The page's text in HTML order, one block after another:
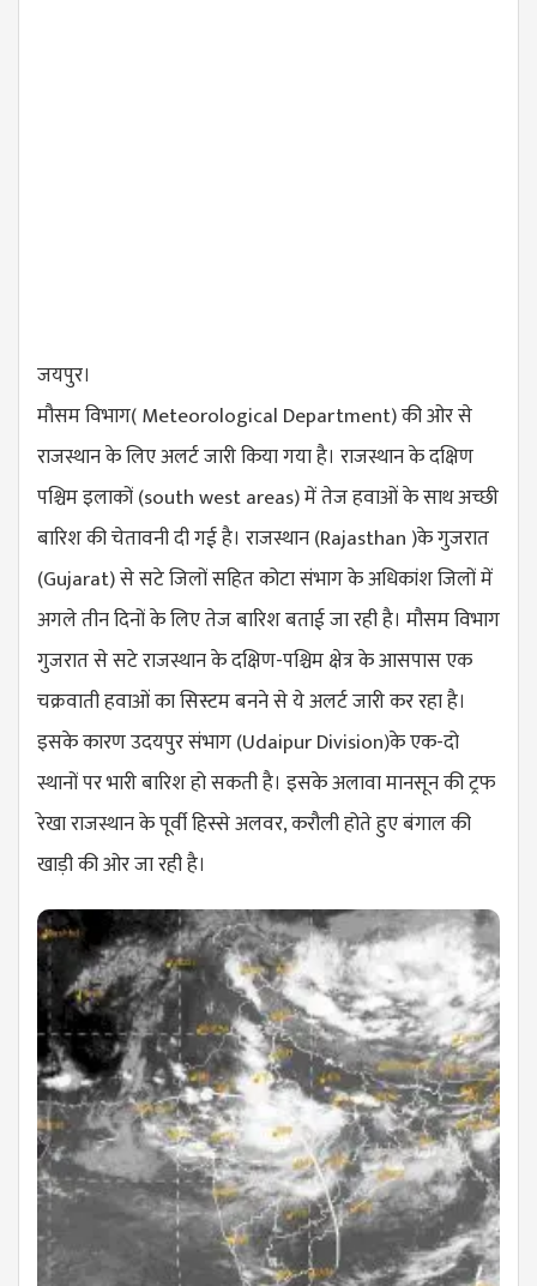
जयपुर।
मौसम विभाग( Meteorological Department) की ओर से
राजस्थान के लिए अलर्ट जारी किया गया है। राजस्थान के दक्षिण
पश्चिम इलाकों (south west areas) में तेज हवाओं के साथ अच्छी
बारिश की चेतावनी दी गई है। राजस्थान (Rajasthan )के गुजरात
(Gujarat) से सटे जिलों सहित कोटा संभाग के अधिकांश जिलों में
अगले तीन दिनों के लिए तेज बारिश बताई जा रही है। मौसम विभाग
गुजरात से सटे राजस्थान के दक्षिण-पश्चिम क्षेत्र के आसपास एक
चक्रवाती हवाओं का सिस्टम बनने से ये अलर्ट जारी कर रहा है।
इसके कारण उदयपुर संभाग (Udaipur Division)के एक-दो
स्थानों पर भारी बारिश हो सकती है। इसके अलावा मानसून की ट्रफ
रेखा राजस्थान के पूर्वी हिस्से अलवर, करौली होते हुए बंगाल की
खाड़ी की ओर जा रही है।